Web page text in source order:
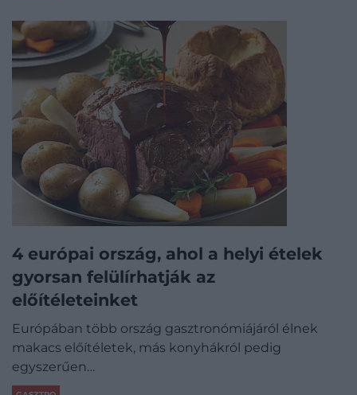
4 európai ország, ahol a helyi ételek
gyorsan felülírhatják az
előítéleteinket
Európában több ország gasztronómiájáról élnek
makacs előítéletek, más konyhákról pedig
egyszerűen…